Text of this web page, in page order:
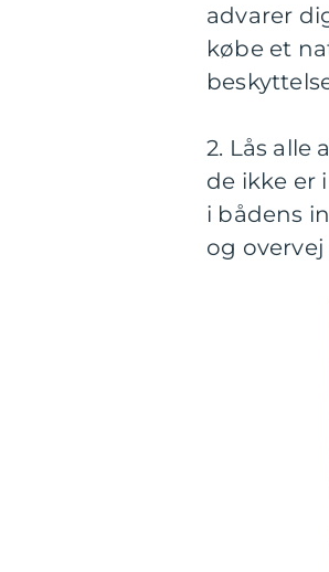
advarer
købe et
2. Lås alle
de ikke er
i bådens
og